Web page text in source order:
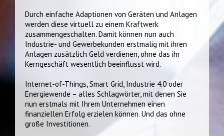
Durch einfache Adaptionen von Geräten und Anlagen
werden diese virtuell zu einem Kraftwerk
zusammengeschalten. Damit können nun auch
Industrie- und Gewerbekunden erstmalig mit ihren
Anlagen zusätzlich Geld verdienen, ohne das ihr
Kerngeschäft wesentlich beeinflusst wird.
Internet-of-Things, Smart Grid, Industrie 4.0 oder
Energiewende – alles Schlagwörter, mit denen Sie
nun erstmals mit Ihrem Unternehmen einen
finanziellen Erfolg erzielen können. Und das ohne
große Investitionen.